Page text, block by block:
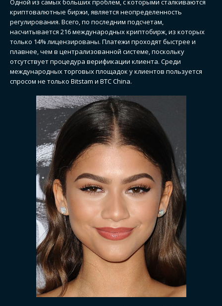
Одной из самых больших проблем, с которыми сталкиваются
криптовалютные биржи, является неопределенность
регулирования. Всего, по последним подсчетам,
насчитывается 216 международных криптобирж, из которых
только 14% лицензированы. Платежи проходят быстрее и
плавнее, чем в централизованной системе, поскольку
отсутствует процедура верификации клиента. Среди
международных торговых площадок у клиентов пользуется
спросом не только Bitstam и ВТС China.